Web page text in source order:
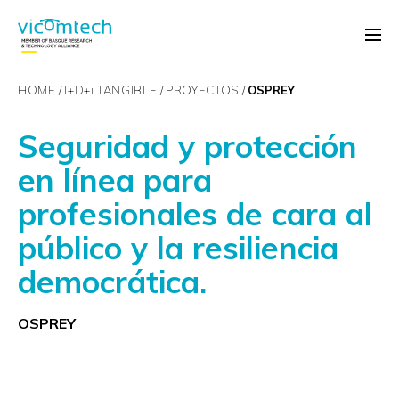
HOME I+D+i TANGIBLE PROYECTOS OSPREY
Seguridad y protección
en línea para
profesionales de cara al
público y la resiliencia
democrática.
OSPREY